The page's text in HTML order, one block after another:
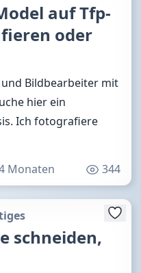
auf Tfp-
oder
Bildbearbeiter mit
hier ein
Ich fotografiere
Monaten 344
schneiden,